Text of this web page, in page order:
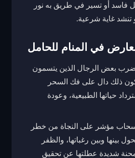
فاسد أو تسير في طريق به نور
تنشد غاية شرعية.
في المنام للحامل
تضرب بعض الرجال الذين يتسمون
ذلك دال على فك السحر
حياتها الطبيعية، وعودة
مؤشر على النجاة من خطر
بينها وبين رغباتها، والظفر
محنة شديدة عطلتها عن تحقيق